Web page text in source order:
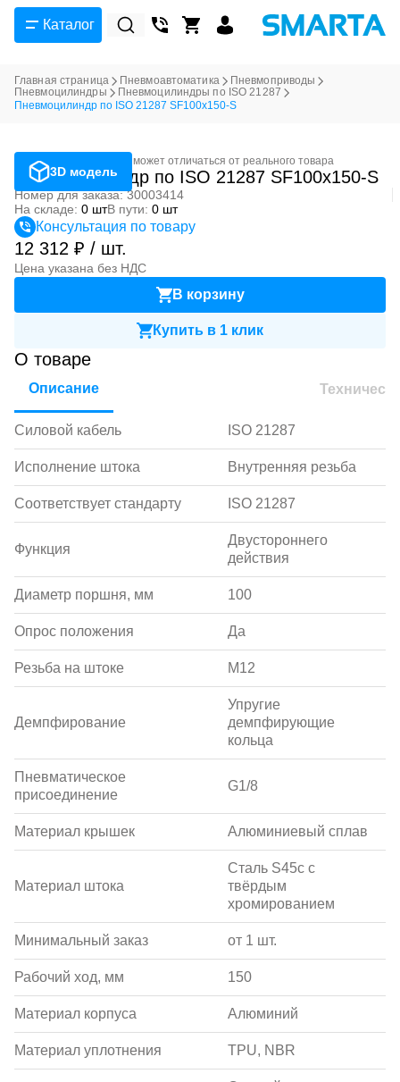
Каталог
Главная страница Пневмоавтоматика
Пневмоприводы
Пневмоцилиндры
Пневмоцилиндры по ISO 21287
Пневмоцилиндр по ISO 21287 SF100x150-S
3D модель
Фотография может отличаться от реального товара
Пневмоцилиндр по ISO 21287 SF100x150-S
Номер для заказа: 30003414
На складе: 0 штВ пути: 0 шт
Консультация по товару
12 312 ₽ / шт.
Цена указана без НДС
В корзину
Купить в 1 клик
О товаре
Описание
Силовой кабель ISO 21287
Исполнение штока Внутренняя резьба
Соответствует стандарту ISO 21287
Функция
Двустороннего
действия
Диаметр поршня, мм 100
Опрос положения Да
Резьба на штоке M12
Демпфирование
Упругие
демпфирующие
кольца
Пневматическое
присоединение
G1/8
Материал крышек Алюминиевый сплав
Материал штока
Сталь S45c с
твёрдым
хромированием
Минимальный заказ от 1 шт.
Рабочий ход, мм 150
Материал корпуса Алюминий
Материал уплотнения TPU, NBR